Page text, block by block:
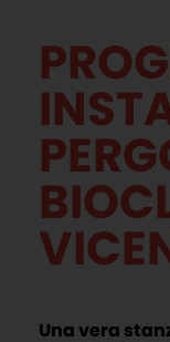
Una vera